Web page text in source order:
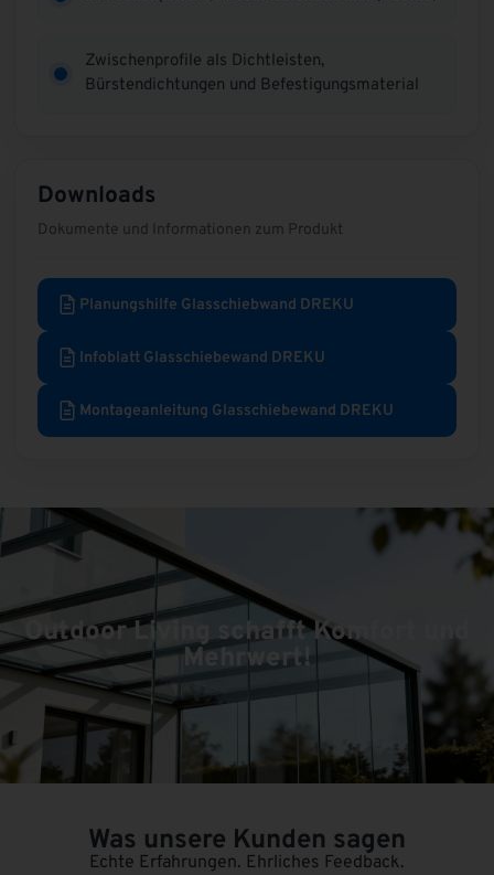
Zwischenprofile als Dichtleisten,
Bürstendichtungen und Befestigungsmaterial
Downloads
Dokumente und Informationen zum Produkt
Planungshilfe Glasschiebwand DREKU
Infoblatt Glasschiebewand DREKU
Montageanleitung Glasschiebewand DREKU
Outdoor Living schafft Komfort und
Mehrwert!
Was unsere Kunden sagen
Echte Erfahrungen. Ehrliches Feedback.